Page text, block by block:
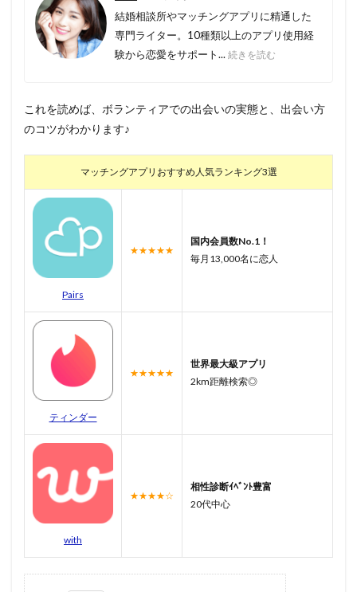
結婚相談所やマッチングアプリに精通した
専門ライター。10種類以上のアプリ使用経
験から恋愛をサポート... 続きを読む
これを読めば、ボランティアでの出会いの実態と、出会い方
のコツがわかります♪
マッチングアプリおすすめ人気ランキング3選
Pairs
★★★★★
国内会員数No.1！
毎月13,000名に恋人
ティンダー
★★★★★
世界最大級アプリ
2km距離検索◎
with
★★★★☆
相性診断ｲﾍﾞﾝﾄ豊富
20代中心